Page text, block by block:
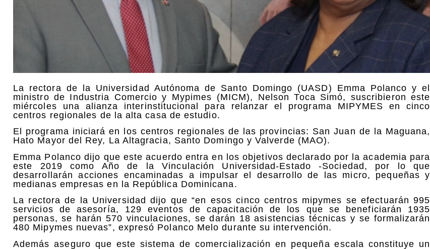
La rectora de la Universidad Autónoma de Santo Domingo (UASD) Emma Polanco y el
ministro de Industria Comercio y Mypimes (MICM), Nelson Toca Simó, suscribieron este
miércoles una alianza interinstitucional para relanzar el programa MIPYMES en cinco
centros regionales de la alta casa de estudio.
El programa iniciará en los centros regionales de las provincias: San Juan de la Maguana,
Hato Mayor del Rey, La Altagracia, Santo Domingo y Valverde (MAO).
Emma Polanco dijo que este acuerdo entra en los objetivos declarado por la academia para
este 2019 como Año de la Vinculación Universidad-Estado -Sociedad, por lo que
desarrollarán acciones encaminadas a impulsar el desarrollo de las micro, pequeñas y
medianas empresas en la República Dominicana.
La rectora de la Universidad dijo que “en esos cinco centros mipymes se efectuarán 995
servicios de asesoría, 129 eventos de capacitación de los que se beneficiarán 1935
personas, se harán 570 vinculaciones, se darán 18 asistencias técnicas y se formalizarán
480 Mipymes nuevas”, expresó Polanco Melo durante su intervención.
Además aseguro que este sistema de comercialización en pequeña escala constituye un